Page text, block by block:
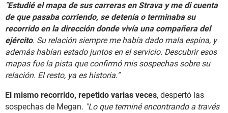
"Estudié el mapa de sus carreras en Strava y me di cuenta
de que pasaba corriendo, se detenía o terminaba su
recorrido en la dirección donde vivía una compañera del
ejército. Su relación siempre me había dado mala espina, y
además habían estado juntos en el servicio. Descubrir esos
mapas fue la pista que confirmó mis sospechas sobre su
relación. El resto, ya es historia."
El mismo recorrido, repetido varias veces, despertó las
sospechas de Megan. "Lo que terminé encontrando a través